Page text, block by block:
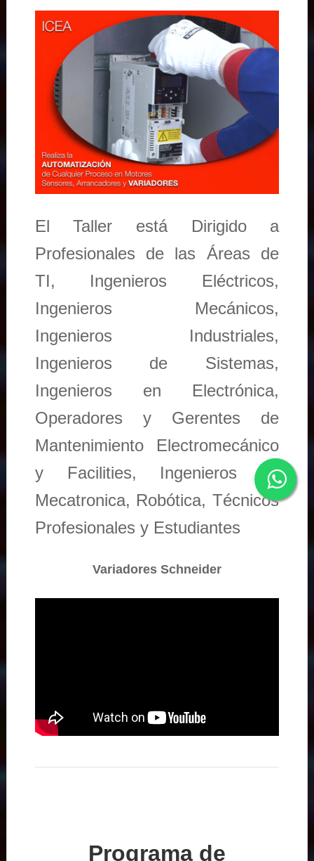
El Taller está Dirigido a
Profesionales de las Áreas de
TI, Ingenieros Eléctricos,
Ingenieros Mecánicos,
Ingenieros Industriales,
Ingenieros de Sistemas,
Ingenieros en Electrónica,
Operadores y Gerentes de
Mantenimiento Electromecánico
y Facilities, Ingenieros en
Mecatronica, Robótica, Técnicos
Profesionales y Estudiantes
Variadores Schneider
Programa de